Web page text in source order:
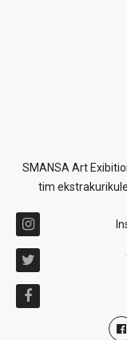
SMANSA Art
tim